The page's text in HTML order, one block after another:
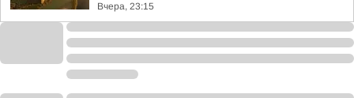
Вчера, 23:15